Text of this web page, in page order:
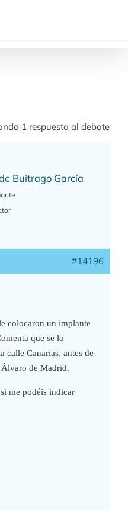
1 respuesta al debate
Buitrago García
#14196
colocaron un implante
que se lo
calle Canarias, antes de
Álvaro de Madrid.
me podéis indicar